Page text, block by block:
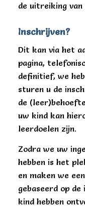
de uitreiking
Inschrijven?
Dit kan via het
pagina,
definitief, we
sturen u de
de
uw kind kan
leerdoelen zijn.
Zodra we uw
hebben is het
en maken we
gebaseerd op
kind hebben